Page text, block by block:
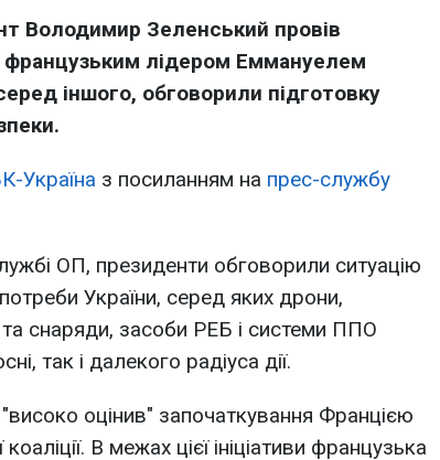
Володимир Зеленський провів
лідером Еммануелем
іншого, обговорили підготовку
Україна з посиланням на прес-службу
ОП, президенти обговорили ситуацію
України, серед яких дрони,
та снаряди, засоби РЕБ і системи ППО
так і далекого радіуса дії.
оцінив" започаткування Францією
В межах цієї ініціативи французька